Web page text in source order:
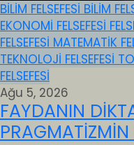
BİLİM FELSEFESİ BİLİM
EKONOMİ FELSEFESİ
FELSEFESİ MATEMATİK
TEKNOLOJİ FELSEFESİ
FELSEFESİ
Ağu 5, 2026
FAYDANIN